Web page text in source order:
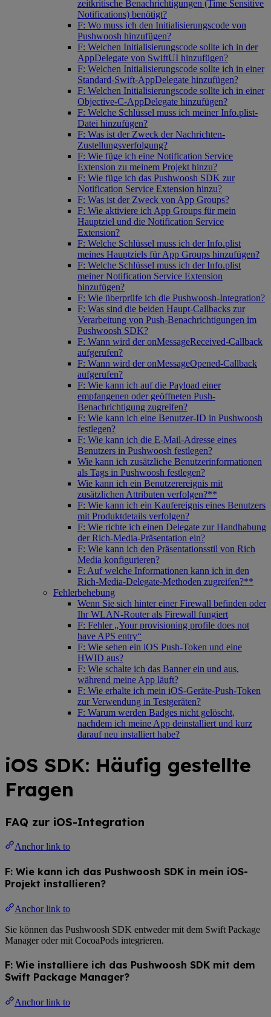
zeitkritische Benachrichtigungen (Time Sensitive
Notifications) benötigt?
F: Wo muss ich den Initialisierungscode von
Pushwoosh hinzufügen?
F: Welchen Initialisierungscode sollte ich in der
AppDelegate von SwiftUI hinzufügen?
F: Welchen Initialisierungscode sollte ich in einer
Standard-Swift-AppDelegate hinzufügen?
F: Welchen Initialisierungscode sollte ich in einer
Objective-C-AppDelegate hinzufügen?
F: Welche Schlüssel muss ich meiner Info.plist-
Datei hinzufügen?
F: Was ist der Zweck der Nachrichten-
Zustellungsverfolgung?
F: Wie füge ich eine Notification Service
Extension zu meinem Projekt hinzu?
F: Wie füge ich das Pushwoosh SDK zur
Notification Service Extension hinzu?
F: Was ist der Zweck von App Groups?
F: Wie aktiviere ich App Groups für mein
Hauptziel und die Notification Service
Extension?
F: Welche Schlüssel muss ich der Info.plist
meines Hauptziels für App Groups hinzufügen?
F: Welche Schlüssel muss ich der Info.plist
meiner Notification Service Extension
hinzufügen?
F: Wie überprüfe ich die Pushwoosh-Integration?
F: Was sind die beiden Haupt-Callbacks zur
Verarbeitung von Push-Benachrichtigungen im
Pushwoosh SDK?
F: Wann wird der onMessageReceived-Callback
aufgerufen?
F: Wann wird der onMessageOpened-Callback
aufgerufen?
F: Wie kann ich auf die Payload einer
empfangenen oder geöffneten Push-
Benachrichtigung zugreifen?
F: Wie kann ich eine Benutzer-ID in Pushwoosh
festlegen?
F: Wie kann ich die E-Mail-Adresse eines
Benutzers in Pushwoosh festlegen?
Wie kann ich zusätzliche Benutzerinformationen
als Tags in Pushwoosh festlegen?
Wie kann ich ein Benutzerereignis mit
zusätzlichen Attributen verfolgen?**
F: Wie kann ich ein Kaufereignis eines Benutzers
mit Produktdetails verfolgen?
F: Wie richte ich einen Delegate zur Handhabung
der Rich-Media-Präsentation ein?
F: Wie kann ich den Präsentationsstil von Rich
Media konfigurieren?
F: Auf welche Informationen kann ich in den
Rich-Media-Delegate-Methoden zugreifen?**
Fehlerbehebung
Wenn Sie sich hinter einer Firewall befinden oder
Ihr WLAN-Router als Firewall fungiert
F: Fehler „Your provisioning profile does not
have APS entry“
F: Wie sehen ein iOS Push-Token und eine
HWID aus?
F: Wie schalte ich das Banner ein und aus,
während meine App läuft?
F: Wie erhalte ich mein iOS-Geräte-Push-Token
zur Verwendung in Testgeräten?
F: Warum werden Badges nicht gelöscht,
nachdem ich meine App deinstalliert und kurz
darauf neu installiert habe?
iOS SDK: Häufig gestellte
Fragen
FAQ zur iOS-Integration
Anchor link to
F: Wie kann ich das Pushwoosh SDK in mein iOS-
Projekt installieren?
Anchor link to
Sie können das Pushwoosh SDK entweder mit dem Swift Package
Manager oder mit CocoaPods integrieren.
F: Wie installiere ich das Pushwoosh SDK mit dem
Swift Package Manager?
Anchor link to